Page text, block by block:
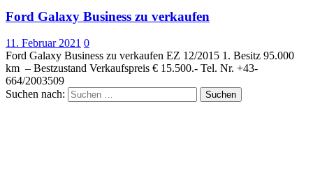
Ford Galaxy Business zu verkaufen
11. Februar 2021 0
Ford Galaxy Business zu verkaufen EZ 12/2015 1. Besitz 95.000
km – Bestzustand Verkaufspreis € 15.500.- Tel. Nr. +43-
664/2003509
Suchen nach: